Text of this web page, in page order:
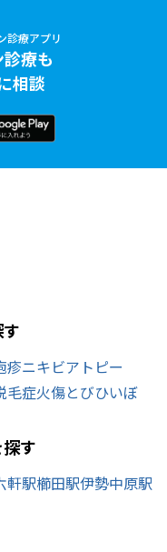
診療アプリ
療も
相談
疹ニキビアトピー
毛症火傷とびひいぼ
す
軒駅櫛田駅伊勢中原駅